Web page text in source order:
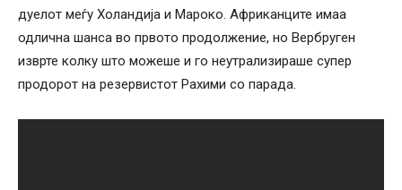
дуелот меѓу Холандија и Мароко. Африканците имаа
одлична шанса во првото продолжение, но Вербруген
изврте колку што можеше и го неутрализираше супер
продорот на резервистот Рахими со парада.